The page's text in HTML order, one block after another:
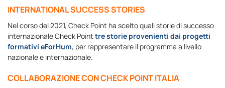
INTERNATIONAL SUCCESS STORIES
Nel corso del 2021, Check Point ha scelto quali storie di successo
internazionale Check Point tre storie provenienti dai progetti
formativi eForHum, per rappresentare il programma a livello
nazionale e internazionale.
COLLABORAZIONE CON CHECK POINT ITALIA